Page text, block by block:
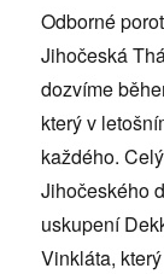
Odborné
Jihočeská
dozvíme
který v
každého.
Jihočeského
uskupení
Vinkláta,